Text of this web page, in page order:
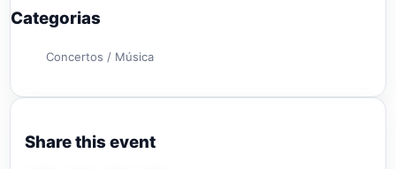
Categorias
Concertos / Música
Share this event